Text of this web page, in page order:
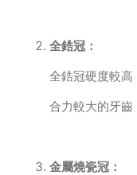
全鋯冠：
全鋯冠硬度較
合力較大的牙齒
金屬燒瓷冠：